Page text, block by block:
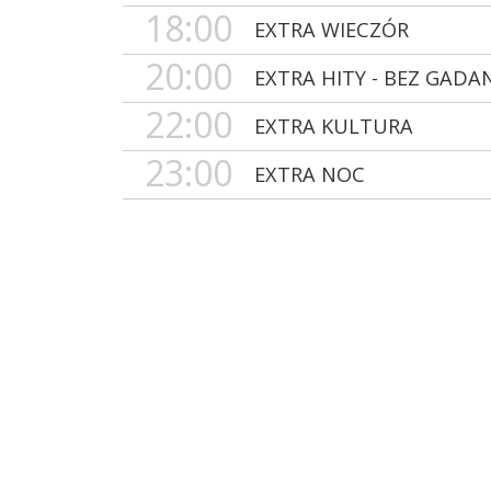
18:00
EXTRA WIECZÓR
20:00 EXTRA HITY - BEZ
22:00 EXTRA KULTURA
23:00 EXTRA NOC